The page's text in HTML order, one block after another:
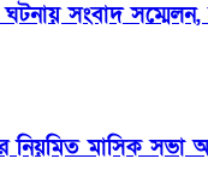
সংবাদ সম্মেলন,
নিয়মিত মাসিক সভা